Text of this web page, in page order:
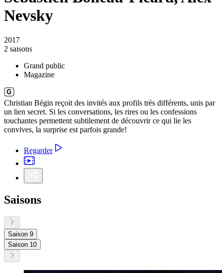
Nevsky
2017
2 saisons
Grand public
Magazine
Christian Bégin reçoit des invités aux profils très différents, unis par
un lien secret. Si les conversations, les rires ou les confessions
touchantes permettent subtilement de découvrir ce qui lie les
convives, la surprise est parfois grande!
Regarder
Saisons
Saison 9
Saison 10